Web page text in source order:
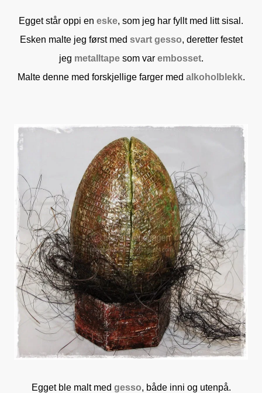
Egget står oppi en eske, som jeg har fyllt med litt sisal.
Esken malte jeg først med svart gesso, deretter festet
jeg metalltapesom var embosset.
Malte denne med forskjellige farger med alkoholblekk.
Egget ble malt med gesso, både inni og utenpå.